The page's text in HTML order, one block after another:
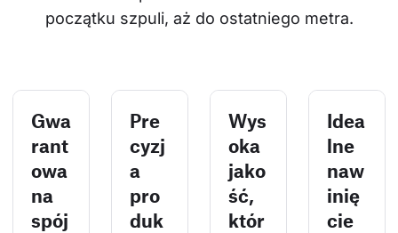
początku szpuli, aż do ostatniego metra.
Gwa
rant
owa
na
spój
Pre
cyzj
a
pro
duk
Wys
oka
jako
ść,
któr
Idea
lne
naw
inię
cie